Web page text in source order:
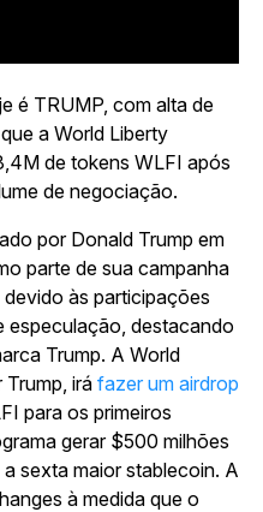
é TRUMP, com alta de
a World Liberty
de tokens WLFI após
de negociação.
por Donald Trump em
parte de sua campanha
às participações
especulação, destacando
Trump. A World
irá fazer um airdrop
para os primeiros
gerar $500 milhões
sexta maior stablecoin. A
à medida que o